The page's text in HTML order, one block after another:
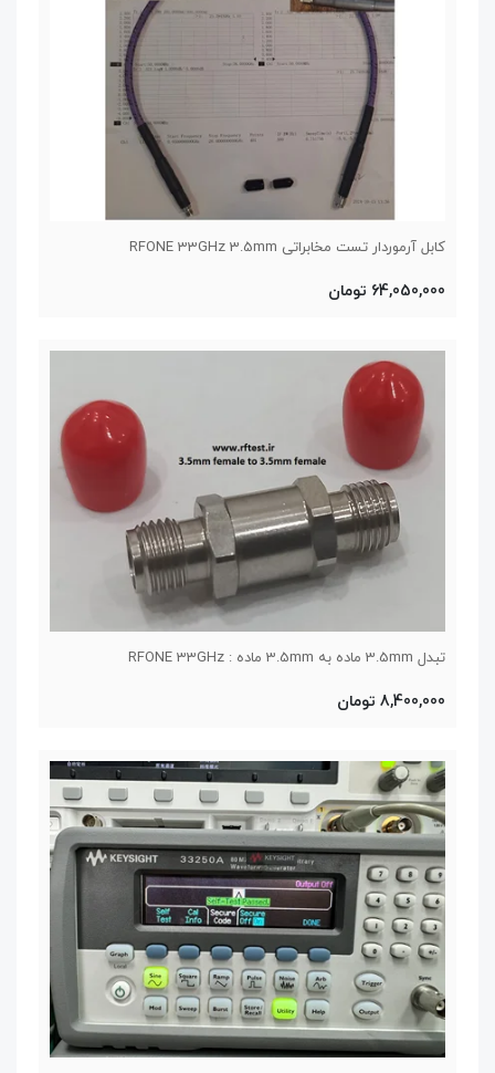
کابل آرموردار تست مخابراتی RFONE 33GHz 3.5mm
64,050,000 تومان
تبدل 3.5mm ماده به 3.5mm ماده : RFONE 33GHz
8,400,000 تومان